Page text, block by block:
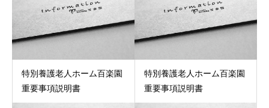
特別養護老人ホーム百楽園
重要事項説明書
特別養護老人ホーム百楽園
重要事項説明書